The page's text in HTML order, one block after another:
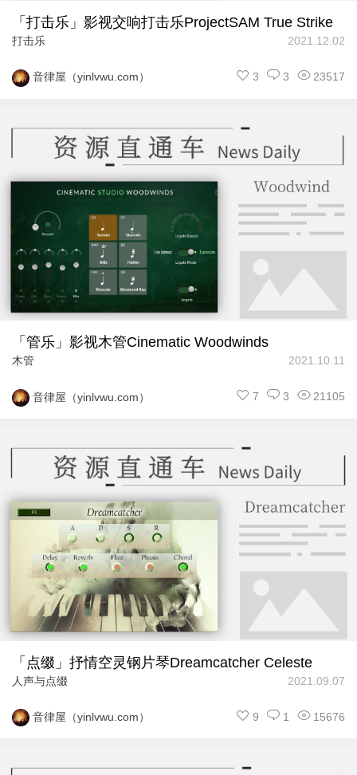
「打击乐」影视交响打击乐ProjectSAM True Strike
打击乐 2021.12.02
音律屋（yinlvwu.com） 23517
3
3
「管乐」影视木管Cinematic Woodwinds
木管 2021.10.11
音律屋（yinlvwu.com） 21105
3
7
「点缀」抒情空灵钢片琴Dreamcatcher Celeste
人声与点缀 2021.09.07
音律屋（yinlvwu.com） 15676
1
9